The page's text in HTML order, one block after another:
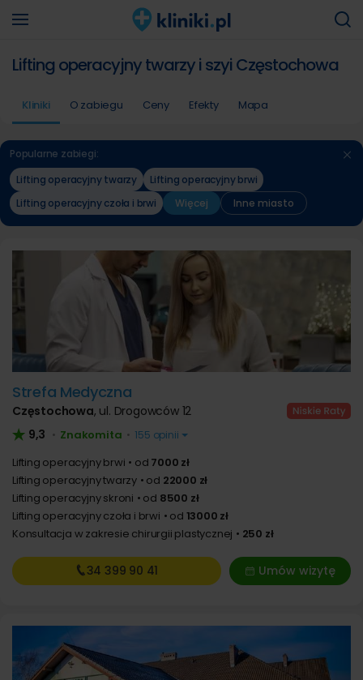
Lifting operacyjny twarzy i szyi Częstochowa
Kliniki O zabiegu Ceny Efekty Mapa
Popularne zabiegi:
Lifting operacyjny twarzy
Lifting operacyjny brwi
Lifting operacyjny czoła i brwi
Więcej Inne miasto
Strefa Medyczna
Częstochowa, ul. Drogowców 12
9,3 • Znakomita • 155 opinii
Lifting operacyjny brwi od 7000 zł
Lifting operacyjny twarzy
od 22000 zł
Lifting operacyjny skroni
od 8500 zł
Lifting operacyjny czoła i brwi
od 13000 zł
Konsultacja w zakresie chirurgii plastycznej
250 zł
Umów wizytę
34 399 90 41